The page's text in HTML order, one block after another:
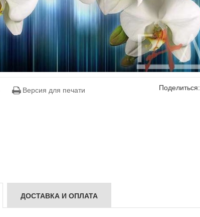
Версия для печати Поделиться:
ДОСТАВКА И ОПЛАТА